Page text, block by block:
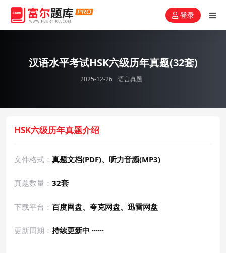
登录
汉语水平考试HSK六级历年真题(32套)
2025-12-26 语言真题
HSK六级历年真题介绍
文件格式： 真题文档(PDF)、听力音频(MP3)
真题数量： 32套
下载平台： 百度网盘、夸克网盘、迅雷网盘
更新周期： 持续更新中 ······